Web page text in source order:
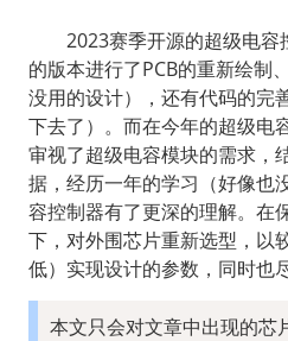
2023赛季开源的超级电容
的版本进行了PCB的重新绘制
没用的设计），还有代码的完
下去了）。而在今年的超级电
审视了超级电容模块的需求，
据，经历一年的学习（好像也
容控制器有了更深的理解。在
下，对外围芯片重新选型，以
低）实现设计的参数，同时也
本文只会对文章中出现的芯